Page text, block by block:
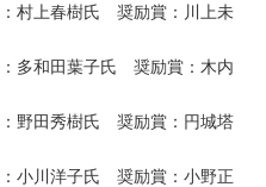
村上春樹氏 奨励賞：川上未
多和田葉子氏 奨励賞：木内
野田秀樹氏 奨励賞：円城塔
小川洋子氏 奨励賞：小野正